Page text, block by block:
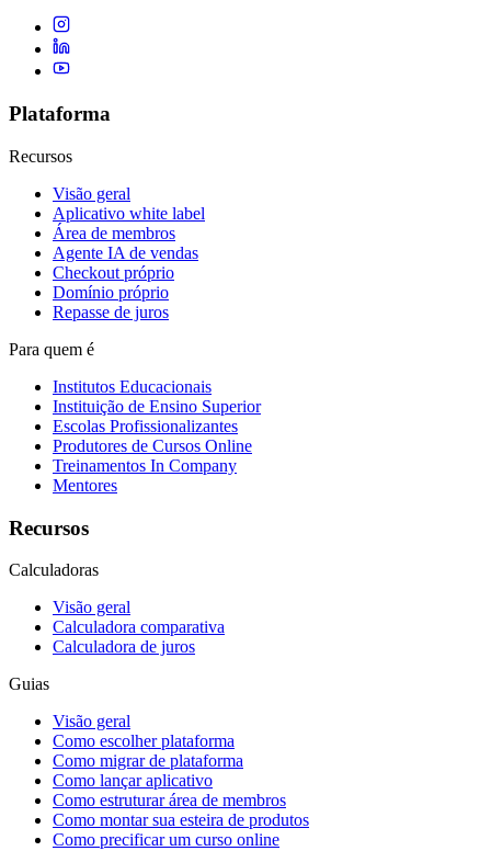
Plataforma
Recursos
Visão geral
Aplicativo white label
Área de membros
Agente IA de vendas
Checkout próprio
Domínio próprio
Repasse de juros
Para quem é
Institutos Educacionais
Instituição de Ensino Superior
Escolas Profissionalizantes
Produtores de Cursos Online
Treinamentos In Company
Mentores
Recursos
Calculadoras
Visão geral
Calculadora comparativa
Calculadora de juros
Guias
Visão geral
Como escolher plataforma
Como migrar de plataforma
Como lançar aplicativo
Como estruturar área de membros
Como montar sua esteira de produtos
Como precificar um curso online